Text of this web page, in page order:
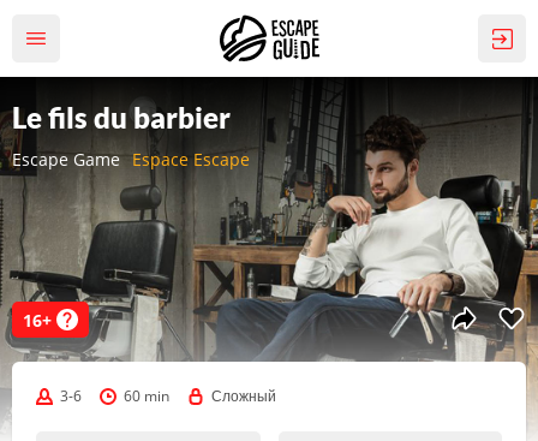
Escape Game Espace Escape
Le fils du barbier
16+
3-6 60 min Сложный